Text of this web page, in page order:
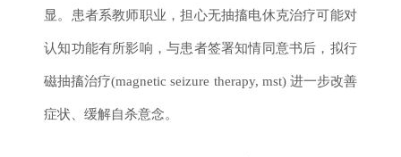
显。患者系教师职业，担心无抽搐电休克治疗可能对
认知功能有所影响，与患者签署知情同意书后，拟行
磁抽搐治疗(magnetic seizure therapy, mst) 进一步改善
症状、缓解自杀意念。